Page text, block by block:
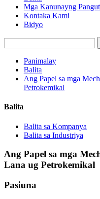
Mga Kanunayng
Kontaka Kami
Bidyo
Panimalay
Balita
Ang Papel sa mga
Petrokemikal
Balita
Balita sa Kompanya
Balita sa Industriya
Ang Papel sa mga
Lana ug Petrokemikal
Pasiuna